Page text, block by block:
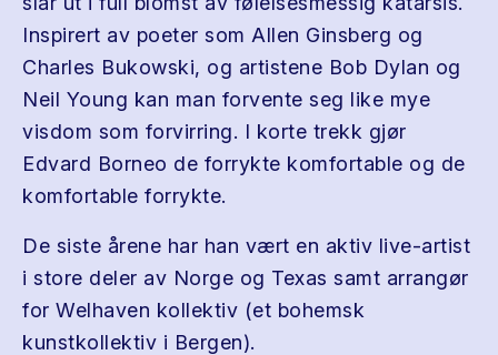
Inspirert av poeter som Allen Ginsberg og
Charles Bukowski, og artistene Bob Dylan og
Neil Young kan man forvente seg like mye
visdom som forvirring. I korte trekk gjør
Edvard Borneo de forrykte komfortable og de
komfortable forrykte.
De siste årene har han vært en aktiv live-artist
i store deler av Norge og Texas samt arrangør
for Welhaven kollektiv (et bohemsk
kunstkollektiv i Bergen).